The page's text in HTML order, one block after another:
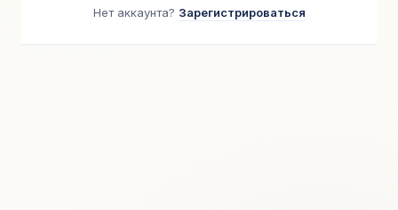
Нет аккаунта? Зарегистрироваться